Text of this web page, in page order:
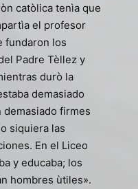
catòlica tenìa que
el profesor
fundaron los
Padre Tèllez y
durò la
demasiado
firmes
siquiera las
En el Liceo
y educaba; los
hombres ùtiles».